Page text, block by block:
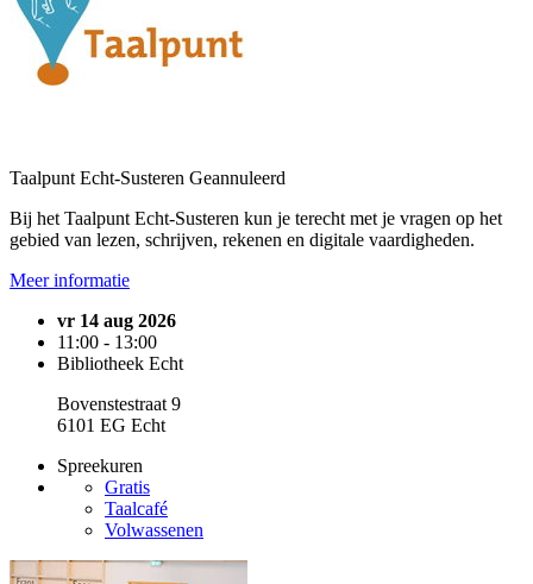
Taalpunt Echt-Susteren Geannuleerd
Bij het Taalpunt Echt-Susteren kun je terecht met je vragen op het
gebied van lezen, schrijven, rekenen en digitale vaardigheden.
Meer informatie
vr 14 aug 2026
11:00 - 13:00
Bibliotheek Echt
Bovenstestraat 9
6101 EG Echt
Spreekuren
Gratis
Taalcafé
Volwassenen